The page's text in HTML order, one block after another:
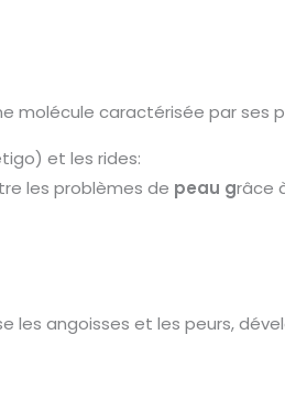
molécule caractérisée parses
et les rides:
les problèmes de peau grâce
les angoisses et les peurs,